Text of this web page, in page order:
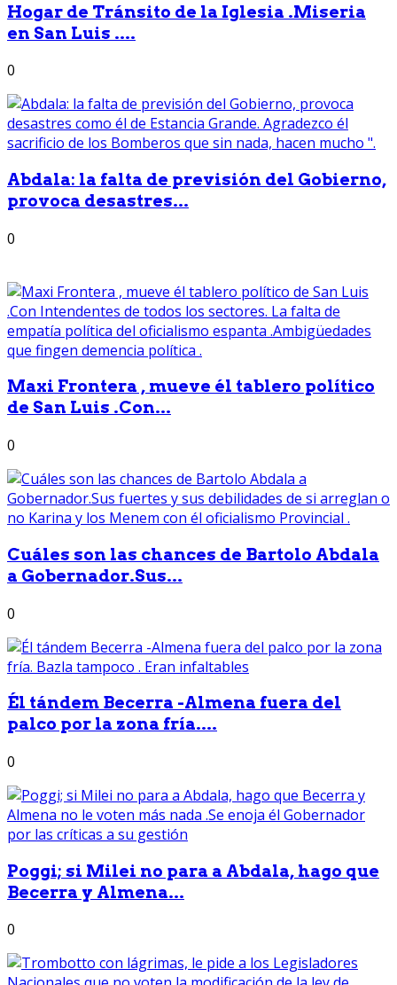
Hogar de Tránsito de la Iglesia .Miseria
en San Luis ....
0
Abdala: la falta de previsión del Gobierno,
provoca desastres...
0
Maxi Frontera , mueve él tablero político
de San Luis .Con...
0
Cuáles son las chances de Bartolo Abdala
a Gobernador.Sus...
0
Él tándem Becerra -Almena fuera del
palco por la zona fría....
0
Poggi; si Milei no para a Abdala, hago que
Becerra y Almena...
0